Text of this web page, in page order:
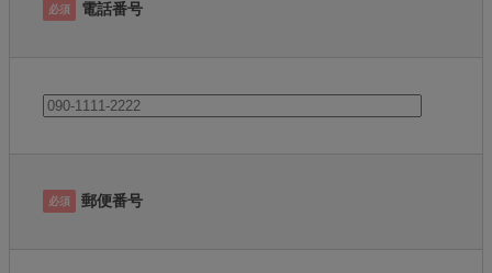
必須 電話番号
必須 郵便番号